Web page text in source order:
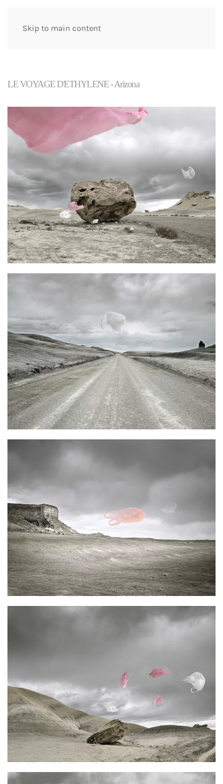
Skip to main content
LE VOYAGE D'ETHYLENE - Arizona